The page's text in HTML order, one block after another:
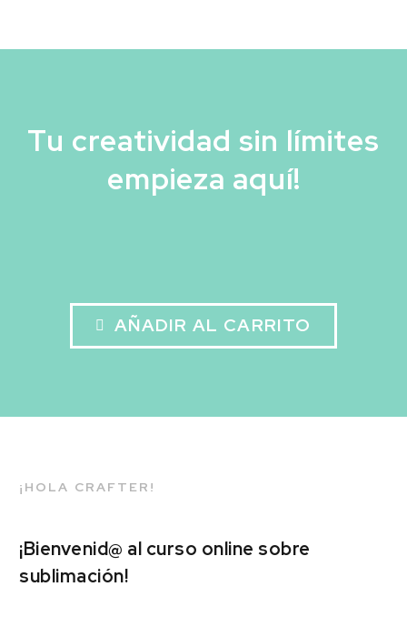
Tu creatividad sin límites
empieza aquí!
 AÑADIR AL CARRITO
¡HOLA CRAFTER!
¡Bienvenid@ al curso online sobre
sublimación!